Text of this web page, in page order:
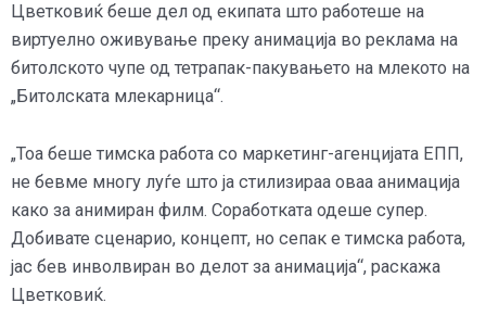
Цветковиќ беше дел од екипата што работеше на
виртуелно оживување преку анимација во реклама на
битолското чупе од тетрапак-пакувањето на млекото на
„Битолската млекарница“.
„Тоа беше тимска работа со маркетинг-агенцијата ЕПП,
не бевме многу луѓе што ја стилизираа оваа анимација
како за анимиран филм. Соработката одеше супер.
Добивате сценарио, концепт, но сепак е тимска работа,
јас бев инволвиран во делот за анимација“, раскажа
Цветковиќ.